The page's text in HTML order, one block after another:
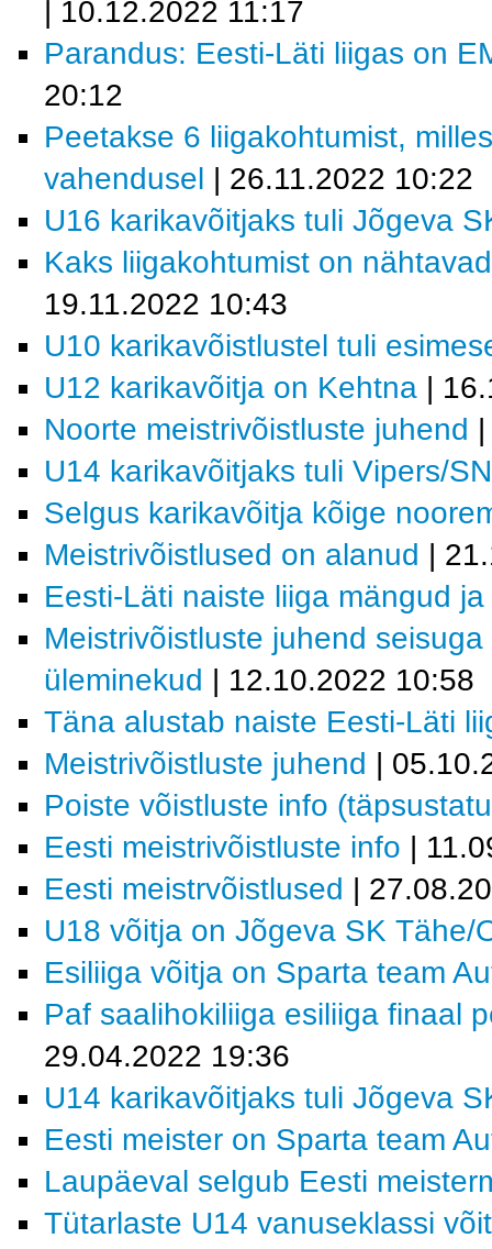
| 10.12.2022 11:17
Parandus: Eesti-Läti liigas on
20:12
Peetakse 6 liigakohtumist,
vahendusel | 26.11.2022 10:22
U16 karikavõitjaks tuli Jõgeva
Kaks liigakohtumist on
19.11.2022 10:43
U10 karikavõistlustel tuli
U12 karikavõitja on Kehtna |
Noorte meistrivõistluste juhend
U14 karikavõitjaks tuli Vipers/
Selgus karikavõitja kõige
Meistrivõistlused on alanud |
Eesti-Läti naiste liiga mängud
Meistrivõistluste juhend
üleminekud | 12.10.2022 10:58
Täna alustab naiste Eesti-Läti
Meistrivõistluste juhend |
Poiste võistluste info
Eesti meistrivõistluste info |
Eesti meistrvõistlused |
U18 võitja on Jõgeva SK Tähe/
Esiliiga võitja on Sparta team
Paf saalihokiliiga esiliiga finaal
29.04.2022 19:36
U14 karikavõitjaks tuli Jõgeva
Eesti meister on Sparta team
Laupäeval selgub Eesti
Tütarlaste U14 vanuseklassi